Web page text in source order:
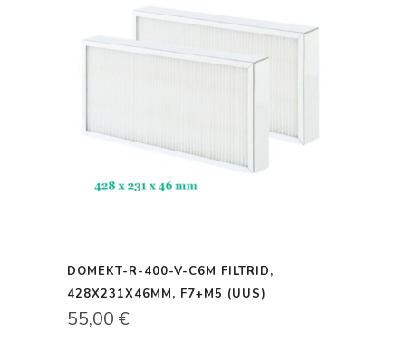
DOMEKT-R-400-V-C6M FILTRID,
428X231X46MM, F7+M5 (UUS)
55,00 €